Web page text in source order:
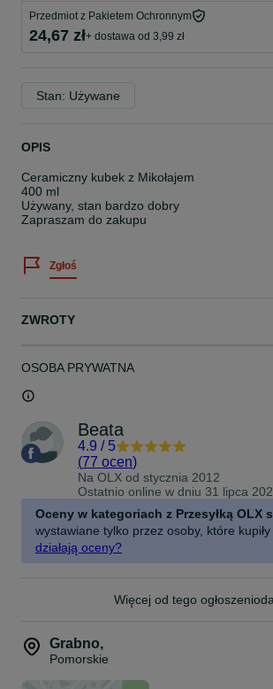
Przedmiot z Pakietem Ochronnym
24,67 zł+ dostawa od 3,99 zł
Stan: Używane
OPIS
Ceramiczny kubek z Mikołajem
400 ml
Używany, stan bardzo dobry
Zapraszam do zakupu
Zgłoś
ZWROTY
OSOBA PRYWATNA
Beata
4.9 / 5
(77 ocen)
Na OLX od stycznia 2012
Ostatnio online w dniu 31 lipca
Oceny w kategoriach z Przesyłką OLX
wystawiane tylko przez osoby, które kupiły
działają oceny?
Więcej od tego
Grabno,
Pomorskie